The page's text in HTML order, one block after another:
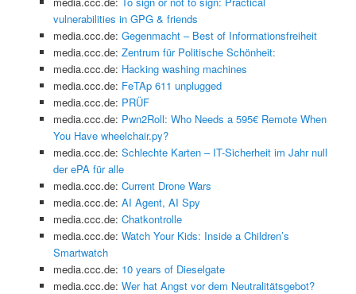
vulnerabilities in GPG & friends
media.ccc.de: Gegenmacht – Best of Informationsfreiheit
media.ccc.de: Zentrum für Politische Schönheit:
media.ccc.de: Hacking washing machines
media.ccc.de: FeTAp 611 unplugged
media.ccc.de: PRÜF
media.ccc.de: Pwn2Roll: Who Needs a 595€ Remote When
You Have wheelchair.py?
media.ccc.de: Schlechte Karten – IT-Sicherheit im Jahr null
der ePA für alle
media.ccc.de: Current Drone Wars
media.ccc.de: AI Agent, AI Spy
media.ccc.de: Chatkontrolle
media.ccc.de: Watch Your Kids: Inside a Children’s
Smartwatch
media.ccc.de: 10 years of Dieselgate
media.ccc.de: Wer hat Angst vor dem Neutralitätsgebot?